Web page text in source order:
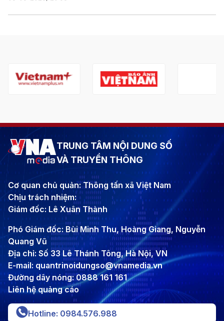
TRUNG TÂM NỘI DUNG SỐ
VÀ TRUYỀN THÔNG
Cơ quan chủ quản: Thông tấn xã Việt Nam
Chịu trách nhiệm:
Giám đốc: Lê Xuân Thành
Phó Giám đốc: Bùi Minh Thu, Hoàng Giang, Nguyễn
Quang Vũ
Địa chỉ: Số 33 Lê Thánh Tông, Hà Nội, VN
E-mail: quantrinoidungso@vnamedia.vn
Đường dây nóng: 0888 161 161
Liên hệ quảng cáo
Hotline: 0984.576.988